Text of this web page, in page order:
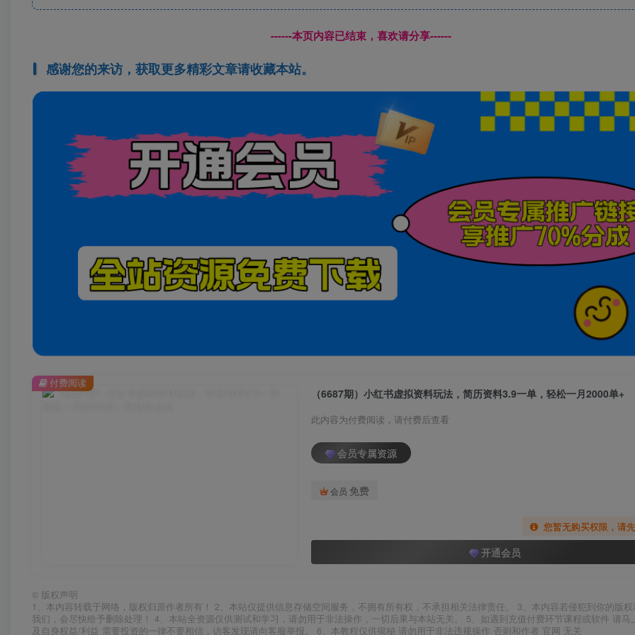
------本页内容已结束，喜欢请分享------
感谢您的来访，获取更多精彩文章请收藏本站。
（6687期）小红书虚拟资料玩法，简历资料3.9一单，轻松一月2000单+
此内容为付费阅读，请付费后查看
会员专属资源
会员 免费
您暂无购买权限，请
开通会员
付费阅读
© 版权声明
1、本内容转载于网络，版权归原作者所有！ 2、本站仅提供信息存储空间服务，不拥有所有权，不承担相关法律责任。 3、本内容若侵犯到你的版
我们，会尽快给予删除处理！ 4、本站全资源仅供测试和学习，请勿用于非法操作，一切后果与本站无关。 5、如遇到充值付费环节课程或软件 请马
及自身权益/利益 需要投资的一律不要相信，访客发现请向客服举报。 6、本教程仅供揭秘 请勿用于非法违规操作 否则和作者 官网 无关